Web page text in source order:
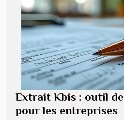
Extrait Kbis : outil
pour les entreprises